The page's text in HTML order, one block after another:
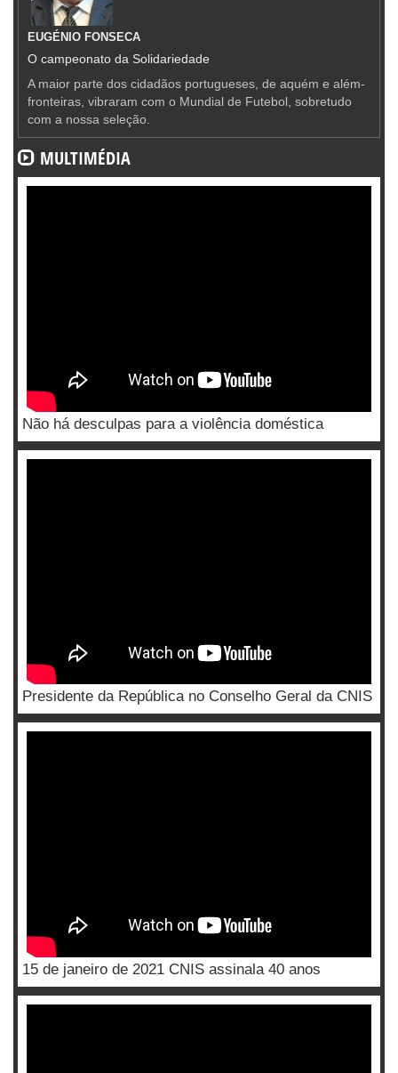
EUGÉNIO FONSECA
O campeonato da Solidariedade
A maior parte dos cidadãos portugueses, de aquém e além-
fronteiras, vibraram com o Mundial de Futebol, sobretudo
com a nossa seleção.
MULTIMÉDIA
Não há desculpas para a violência doméstica
Presidente da República no Conselho Geral da CNIS
15 de janeiro de 2021 CNIS assinala 40 anos